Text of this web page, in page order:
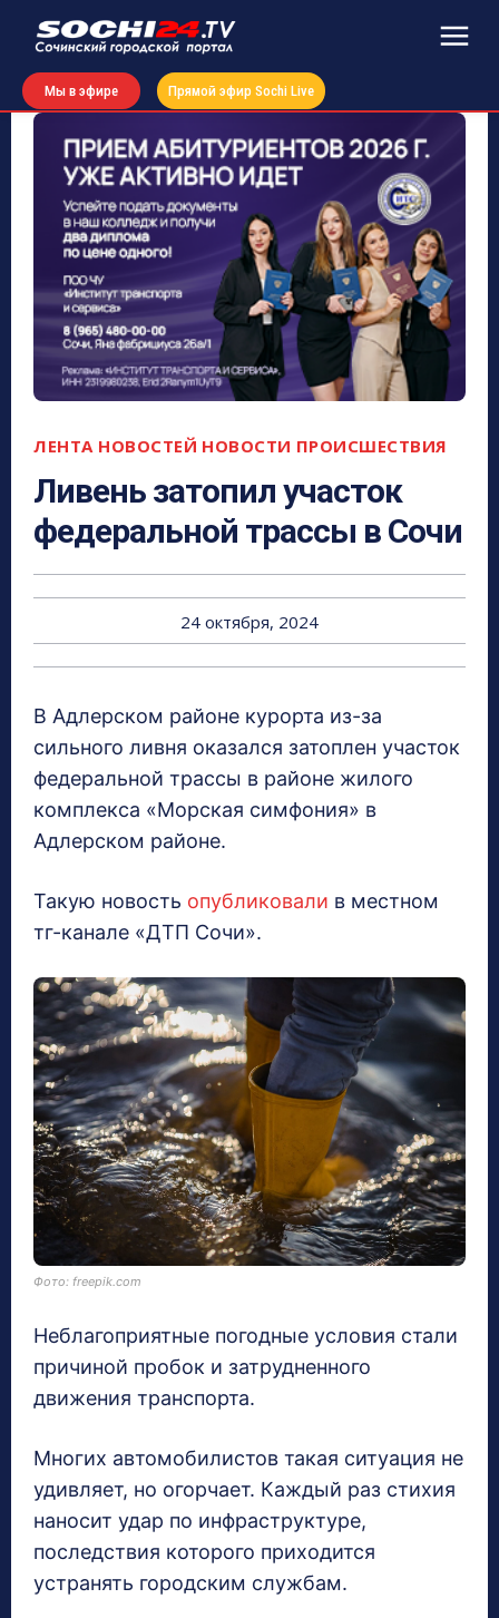
Мы в эфире Прямой эфир Sochi Live
ЛЕНТА НОВОСТЕЙ НОВОСТИ ПРОИСШЕСТВИЯ
Ливень затопил участок
федеральной трассы в Сочи
24 октября, 2024
В Адлерском районе курорта из-за
сильного ливня оказался затоплен участок
федеральной трассы в районе жилого
комплекса «Морская симфония» в
Адлерском районе.
Такую новость опубликовали в местном
тг-канале «ДТП Сочи».
Фото: freepik.com
Неблагоприятные погодные условия стали
причиной пробок и затрудненного
движения транспорта.
Многих автомобилистов такая ситуация не
удивляет, но огорчает. Каждый раз стихия
наносит удар по инфраструктуре,
последствия которого приходится
устранять городским службам.